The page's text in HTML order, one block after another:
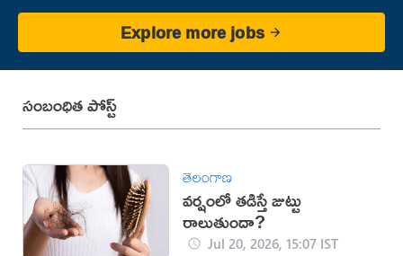
Explore more jobs
సంబంధిత పోస్ట్
తెలంగాణ
వర్షంలో తడిస్తే జుట్టు
రాలుతుందా?
Jul 20, 2026, 15:07 IST